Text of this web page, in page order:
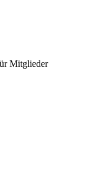
Mitglieder